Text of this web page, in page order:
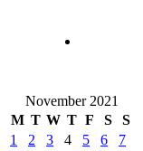
November 2021
M T W T F S
S
1
2 3 4 5 6
7